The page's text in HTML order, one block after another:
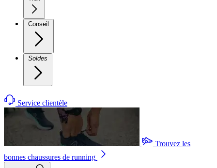
Conseil
Soldes
Service clientèle
Trouvez les
bonnes chaussures de running